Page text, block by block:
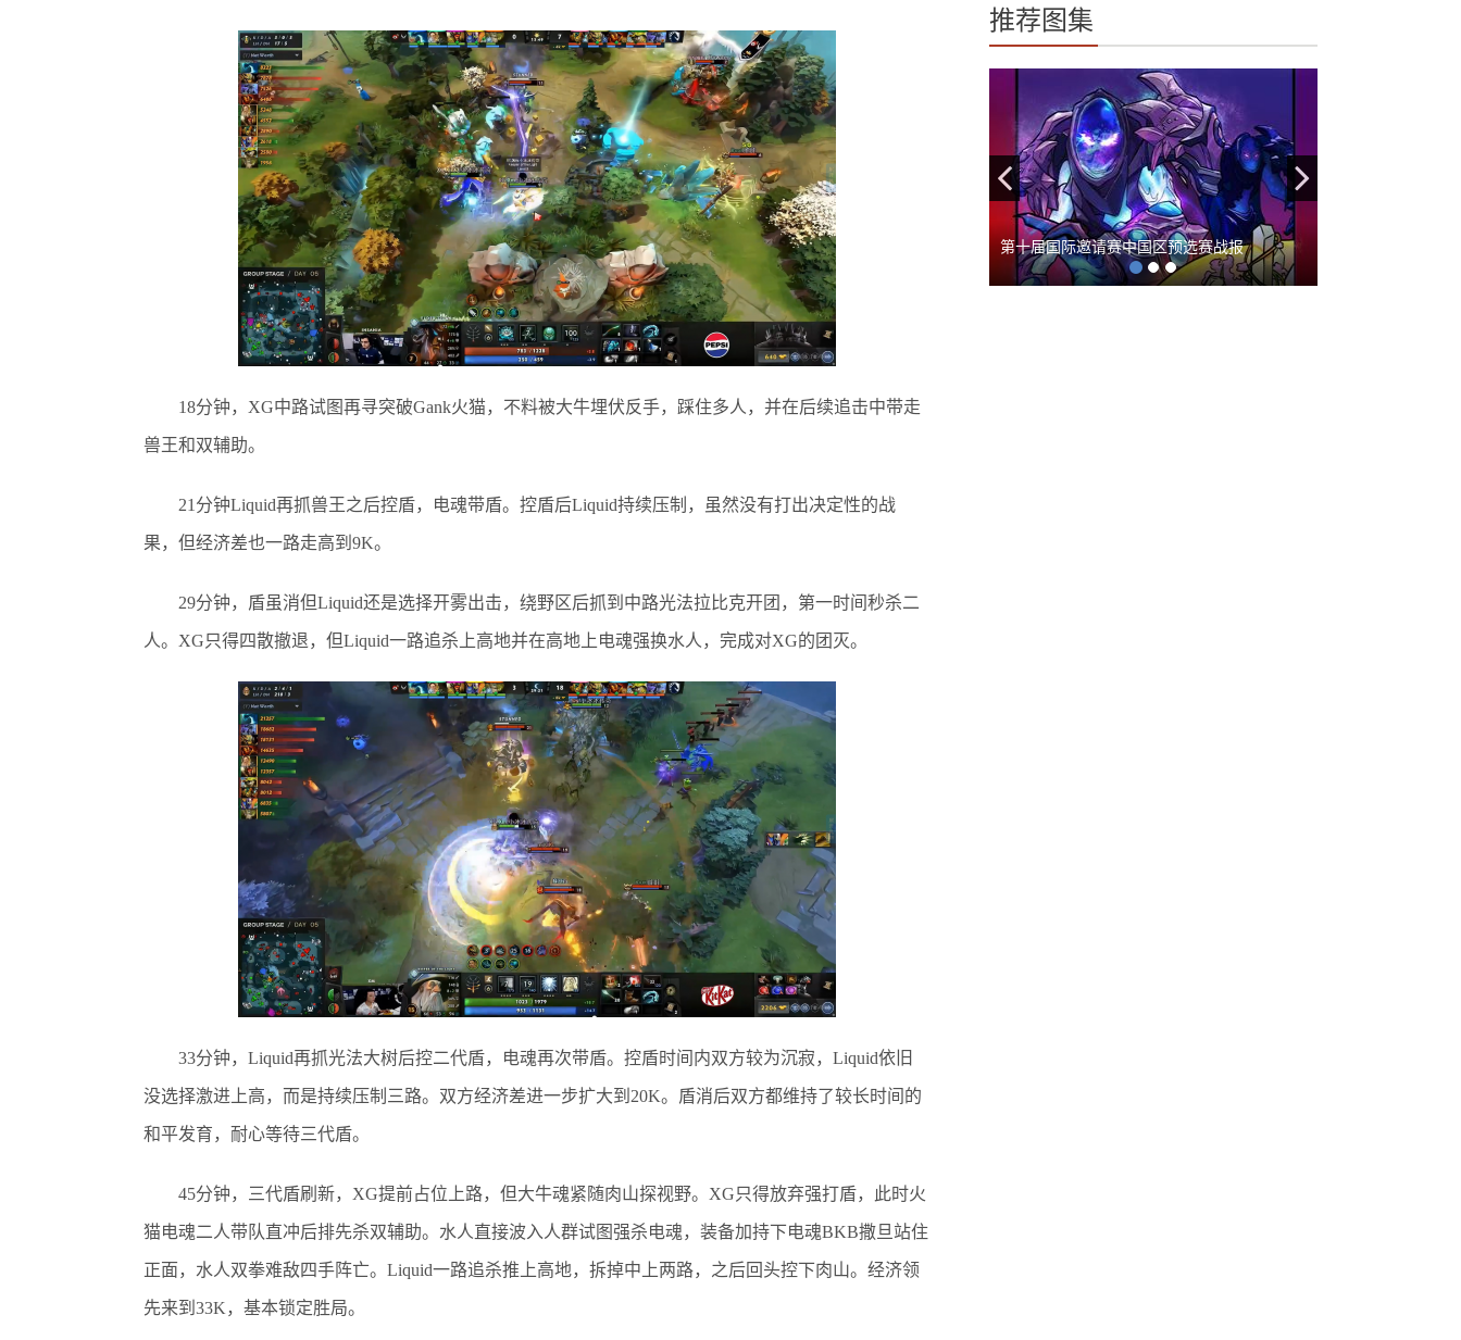
18分钟，XG中路试图再寻突破Gank火猫，不料被大牛埋伏反手，踩住多人，并在后续追击中带走
兽王和双辅助。
21分钟Liquid再抓兽王之后控盾，电魂带盾。控盾后Liquid持续压制，虽然没有打出决定性的战
果，但经济差也一路走高到9K。
29分钟，盾虽消但Liquid还是选择开雾出击，绕野区后抓到中路光法拉比克开团，第一时间秒杀二
人。XG只得四散撤退，但Liquid一路追杀上高地并在高地上电魂强换水人，完成对XG的团灭。
33分钟，Liquid再抓光法大树后控二代盾，电魂再次带盾。控盾时间内双方较为沉寂，Liquid依旧
没选择激进上高，而是持续压制三路。双方经济差进一步扩大到20K。盾消后双方都维持了较长时间的
和平发育，耐心等待三代盾。
45分钟，三代盾刷新，XG提前占位上路，但大牛魂紧随肉山探视野。XG只得放弃强打盾，此时火
猫电魂二人带队直冲后排先杀双辅助。水人直接波入人群试图强杀电魂，装备加持下电魂BKB撒旦站住
正面，水人双拳难敌四手阵亡。Liquid一路追杀推上高地，拆掉中上两路，之后回头控下肉山。经济领
先来到33K，基本锁定胜局。
推荐图集
完美电竞学院主持人风采
Previous